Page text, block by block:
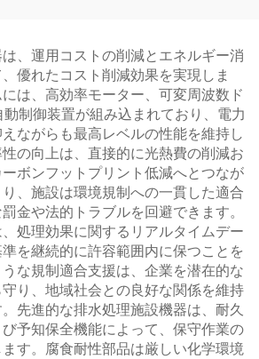
、運用コストの削減とエネルギー消
優れたコスト削減効果を実現しま
は、高効率モーター、可変周波数ド
制御装置が組み込まれており、電力
ながらも最高レベルの性能を維持し
の向上は、直接的に光熱費の削減お
ボンフットプリント低減へとつなが
、施設は環境規制への一貫した適合
金や法的トラブルを回避できます。
処理効果に関するリアルタイムデー
を継続的に許容範囲内に保つことを
な規制適合支援は、企業を潜在的な
り、地域社会との良好な関係を維持
先進的な排水処理施設機器は、耐久
予知保全機能によって、保守作業の
す。腐食耐性部品は厳しい化学環境